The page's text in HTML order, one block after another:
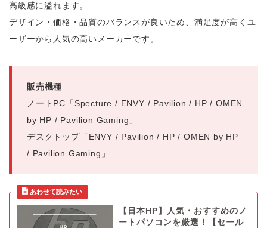
高級感に溢れます。
デザイン・価格・品質のバランスが良いため、満足度が高くユ
ーザーから人気の高いメーカーです。
販売機種
ノートPC「Specture / ENVY / Pavilion / HP / OMEN
by HP / Pavilion Gaming」
デスクトップ「ENVY / Pavilion / HP / OMEN by HP
/ Pavilion Gaming」
【日本HP】人気・おすすめのノ
ートパソコンを厳選！【セール